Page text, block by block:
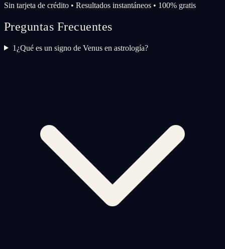
Sin tarjeta de crédito • Resultados instantáneos • 100% gratis
Preguntas Frecuentes
1 ¿Qué es un signo de Venus en astrología?